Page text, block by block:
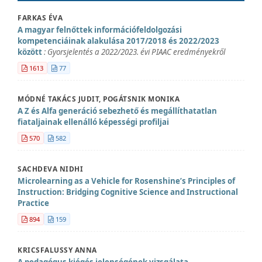
FARKAS ÉVA
A magyar felnőttek információfeldolgozási
kompetenciáinak alakulása 2017/2018 és 2022/2023
között: Gyorsjelentés a 2022/2023. évi PIAAC eredményekről
1613 77
MÓDNÉ TAKÁCS JUDIT, POGÁTSNIK MONIKA
A Z és Alfa generáció sebezhető és megállíthatatlan
fiataljainak ellenálló képességi profiljai
570 582
SACHDEVA NIDHI
Microlearning as a Vehicle for Rosenshine’s Principles of
Instruction: Bridging Cognitive Science and Instructional
Practice
894 159
KRICSFALUSSY ANNA